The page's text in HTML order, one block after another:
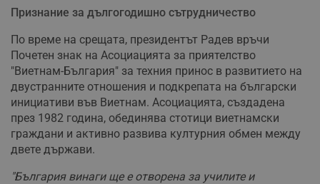
Признание за дългогодишно сътрудничество
По време на срещата, президентът Радев връчи
Почетен знак на Асоциацията за приятелство
"Виетнам-България" за техния принос в развитието на
двустранните отношения и подкрепата на български
инициативи във Виетнам. Асоциацията, създадена
през 1982 година, обединява стотици виетнамски
граждани и активно развива културния обмен между
двете държави.
"България винаги ще е отворена за училите и